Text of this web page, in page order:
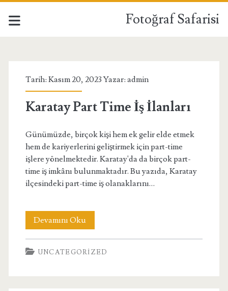
Fotoğraf Safarisi
Safarisi
Yazılar
Tarih: Kasım 20, 2023 Yazar: admin
Karatay Part Time İş İlanları
Günümüzde, birçok kişi hem ek gelir elde etmek
hem de kariyerlerini geliştirmek için part-time
işlere yönelmektedir. Karatay'da da birçok part-
time iş imkânı bulunmaktadır. Bu yazıda, Karatay
ilçesindeki part-time iş olanaklarını…
Devamını OkuKaratay
Part
Time
UNCATEGORIZED